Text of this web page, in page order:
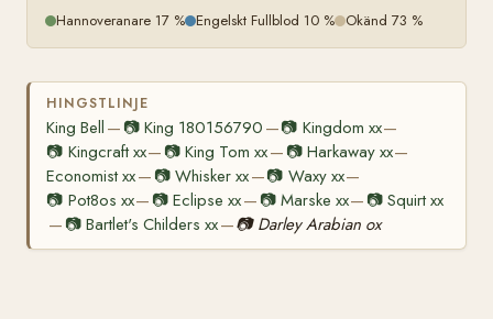
Hannoveranare 17 % Engelskt Fullblod 10 % Okänd 73 %
HINGSTLINJE
King Bell — 📷King 180156790 —📷 Kingdom xx—
📷 Kingcraft xx— 📷King Tom xx— 📷 Harkaway xx—
Economist xx— 📷Whisker xx—📷 Waxy xx—
📷 Pot8os xx— 📷Eclipse xx— 📷 Marske xx— 📷 Squirt xx
— 📷Bartlet's Childers xx—📷 Darley Arabian ox